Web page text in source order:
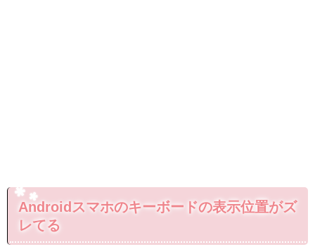
Androidスマホのキーボードの表示位置がズ
レてる